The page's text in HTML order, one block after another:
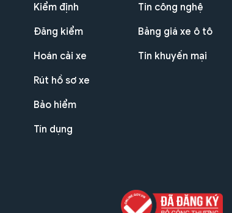
Kiểm định
Đăng kiểm
Hoán cải xe
Rút hồ sơ xe
Bảo hiểm
Tín dụng
Tin công nghệ
Bảng giá xe ô tô
Tin khuyến mại